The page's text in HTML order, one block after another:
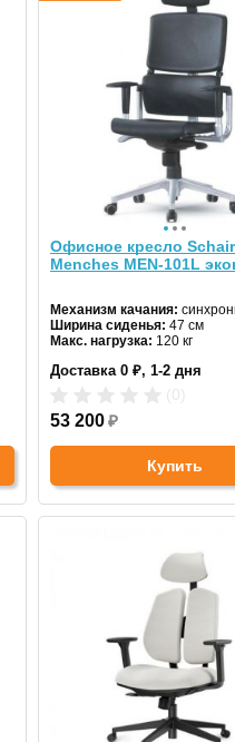
Офисное кресло
Menches MEN-101L
Механизм качания:
Ширина сиденья: 47 см
Макс. нагрузка: 120 кг
Материал спинки:экокожа
Цвет:черный
Доставка 0 ₽, 1-2 дня
53 200₽
Купить